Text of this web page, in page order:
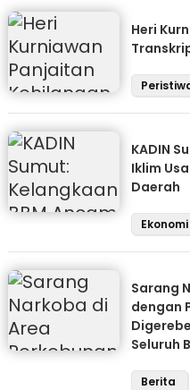
Heri
KADIN
Iklim
Daerah
Ekonomi
Sarang
dengan
Seluruh
Berita